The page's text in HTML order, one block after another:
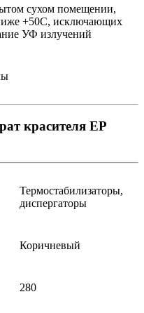
сухом помещении,
+50С, исключающих
УФ излучений
красителя EP
Термостабилизаторы,
диспергаторы
Коричневый
280